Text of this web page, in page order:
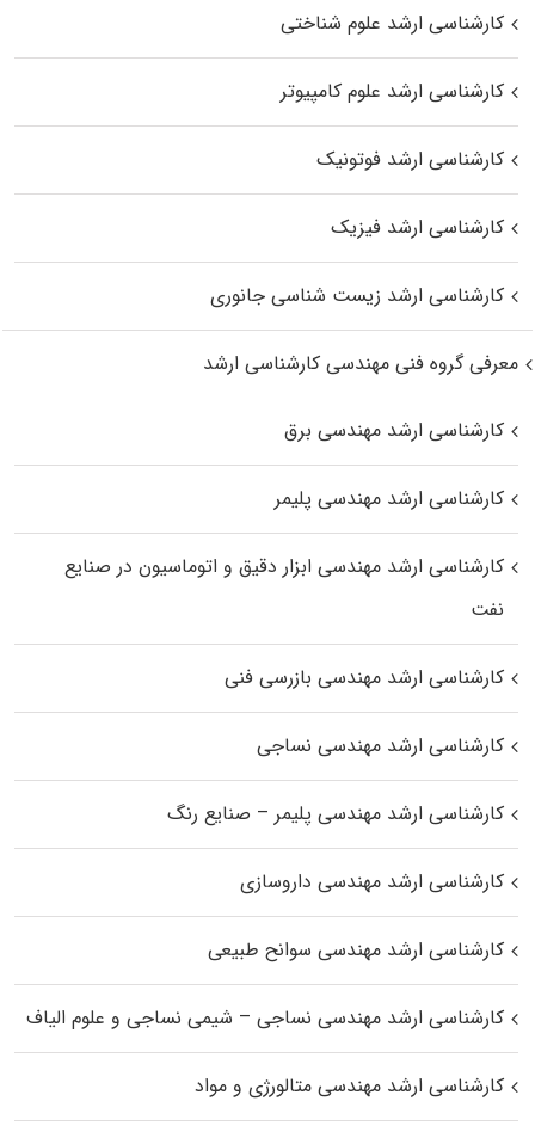
کارشناسی ارشد علوم شناختی
کارشناسی ارشد علوم کامپیوتر
کارشناسی ارشد فوتونیک
کارشناسی ارشد فیزیک
کارشناسی ارشد زیست‌ شناسی جانوری
معرفی گروه فنی مهندسی کارشناسی ارشد
کارشناسی ارشد مهندسی برق
کارشناسی ارشد مهندسی پلیمر
کارشناسی ارشد مهندسی ابزار دقیق و اتوماسیون در صنایع
نفت
کارشناسی ارشد مهندسی بازرسی فنی
کارشناسی ارشد مهندسی نساجی
کارشناسی ارشد مهندسی پلیمر – صنایع رنگ
کارشناسی ارشد مهندسی داروسازی
کارشناسی ارشد مهندسی سوانح طبیعی
کارشناسی ارشد مهندسی نساجی – شیمی نساجی و علوم الیاف
کارشناسی ارشد مهندسی متالورژی و مواد